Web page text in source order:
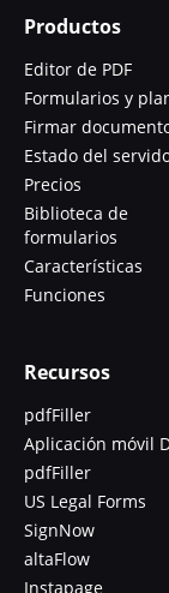
Productos
Editor de PDF
Formularios y
Firmar
Estado del
Precios
Biblioteca de
formularios
Características
Funciones
Recursos
pdfFiller
Aplicación móvil
pdfFiller
US Legal Forms
SignNow
altaFlow
Instapage